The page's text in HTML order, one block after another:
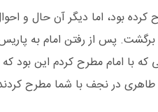
کرده بود، اما دیگر آن حال و
پس از رفتن امام به
که با امام مطرح کردم این بود
در نجف با شما مطرح